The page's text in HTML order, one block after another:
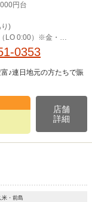
円台
り)
LO 0:00）※金・土・
1:00）
0353
♪連日地元の方たちで賑
店舗
詳細
米・前島